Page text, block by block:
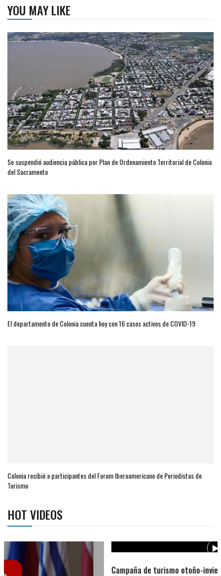
YOU MAY LIKE
Se suspendió audiencia pública por Plan de Ordenamiento Territorial de Colonia
del Sacramento
El departamento de Colonia cuenta hoy con 16 casos activos de COVID-19
Colonia recibió a participantes del Forum Iberoamericano de Periodistas de
Turismo
HOT VIDEOS
Campaña de turismo otoño-invierno